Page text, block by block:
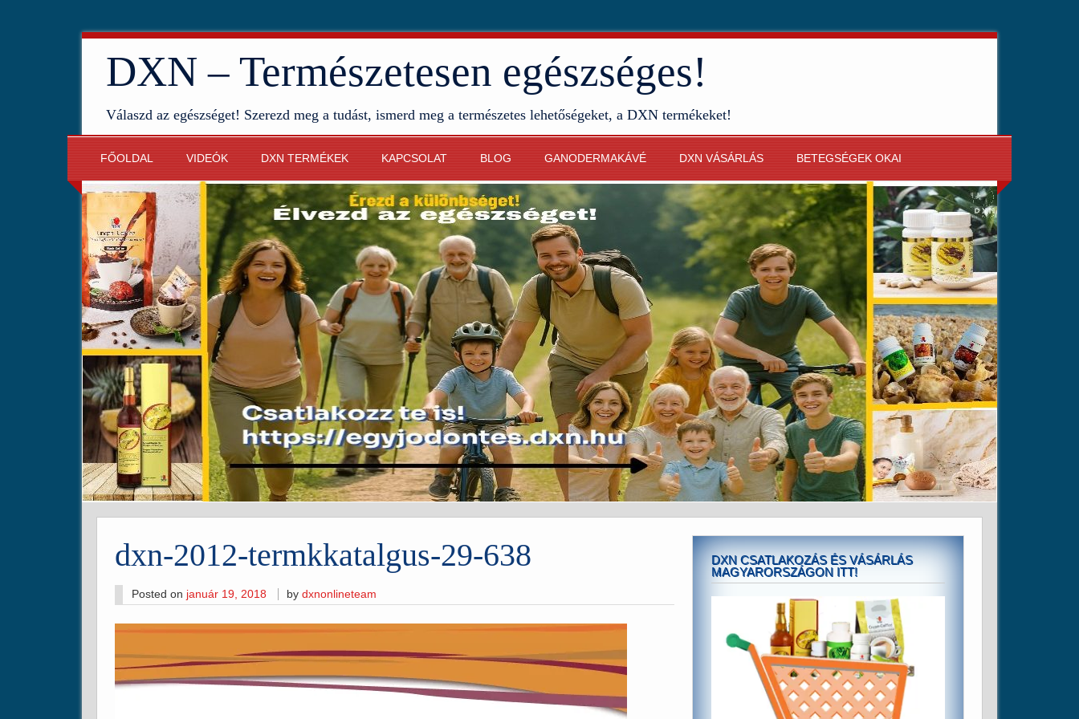
DXN – Természetesen egészséges!
Válaszd az egészséget! Szerezd meg a tudást, ismerd meg a természetes lehetőségeket, a DXN termékeket!
FŐOLDAL VIDEÓK DXN TERMÉKEK KAPCSOLAT BLOG GANODERMAKÁVÉ DXN VÁSÁRLÁS BETEGSÉGEK OKAI
dxn-2012-termkkatalgus-29-638
Posted on január 19, 2018 bydxnonlineteam
DXN CSATLAKOZÁS ÉS VÁSÁRLÁS
MAGYARORSZÁGON ITT!